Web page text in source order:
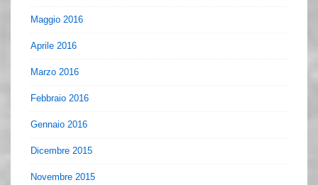
Maggio 2016
Aprile 2016
Marzo 2016
Febbraio 2016
Gennaio 2016
Dicembre 2015
Novembre 2015